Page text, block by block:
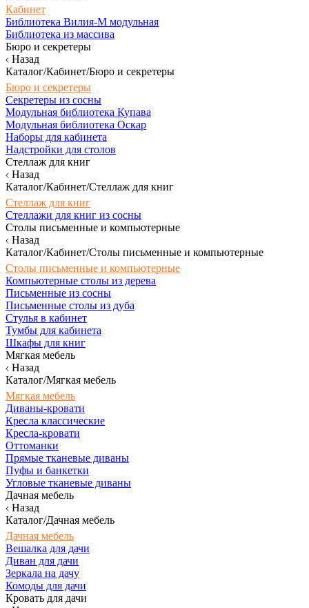
Кабинет
Библиотека Вилия-М модульная
Библиотека из массива
Бюро и секретеры
Назад
Каталог/Кабинет/Бюро и секретеры
Бюро и секретеры
Секретеры из сосны
Модульная библиотека Купава
Модульная библиотека Оскар
Наборы для кабинета
Надстройки для столов
Стеллаж для книг
Назад
Каталог/Кабинет/Стеллаж для книг
Стеллаж для книг
Стеллажи для книг из сосны
Столы письменные и компьютерные
Назад
Каталог/Кабинет/Столы письменные и компьютерные
Столы письменные и компьютерные
Компьютерные столы из дерева
Письменные из сосны
Письменные столы из дуба
Стулья в кабинет
Тумбы для кабинета
Шкафы для книг
Мягкая мебель
Назад
Каталог/Мягкая мебель
Мягкая мебель
Диваны-кровати
Кресла классические
Кресла-кровати
Оттоманки
Прямые тканевые диваны
Пуфы и банкетки
Угловые тканевые диваны
Дачная мебель
Назад
Каталог/Дачная мебель
Дачная мебель
Вешалка для дачи
Диван для дачи
Зеркала на дачу
Комоды для дачи
Кровать для дачи